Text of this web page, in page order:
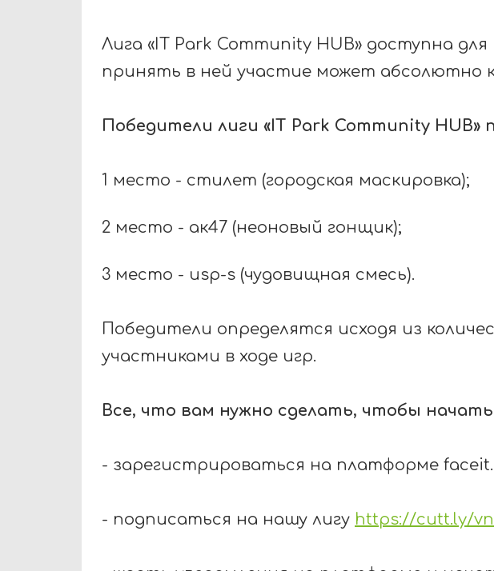
Лига «IT Park Community HUB» доступна
принять в ней участие может абсолютно
Победители лиги «IT Park Community
1 место - стилет (городская маскировка);
2 место - ак47 (неоновый гонщик);
3 место - usp-s (чудовищная смесь).
Победители определятся исходя из
участниками в ходе игр.
Все, что вам нужно сделать, чтобы
- зарегистрироваться на платформе faceit.
- подписаться на нашу лигу https://cutt.ly/